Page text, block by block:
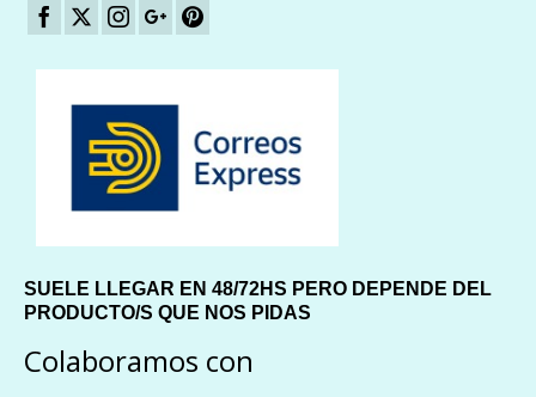
SUELE LLEGAR EN 48/72HS PERO DEPENDE DEL
PRODUCTO/S QUE NOS PIDAS
Colaboramos con